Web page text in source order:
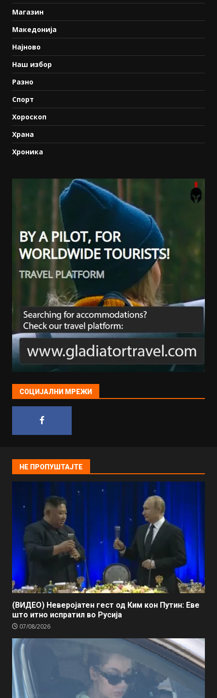
Магазин
Македонија
Најново
Наш избор
Разно
Спорт
Хороскоп
Храна
Хроника
СОЦИЈАЛНИ МРЕЖИ
НЕ ПРОПУШТАЈТЕ
(ВИДЕО) Неверојатен гест од Ким кон Путин: Еве
што итно испратил во Русија
07/08/2026